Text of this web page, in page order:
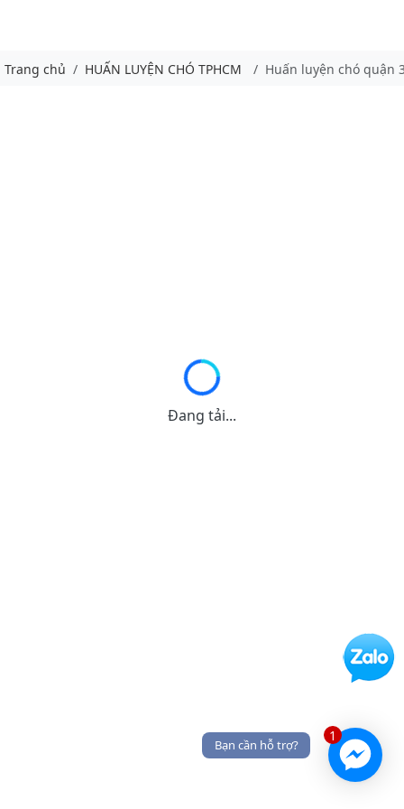
Trang chủ HUẤN LUYỆN CHÓ TPHCM Huấn luyện chó quận
Đang tải...
1
Bạn cần hỗ trợ?